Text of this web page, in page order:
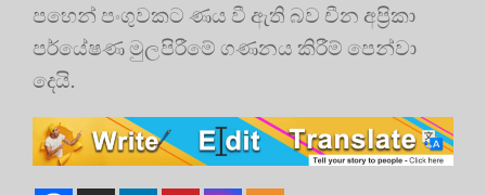
පහෙන් පංගුවකට ණය වී ඇති බව චීන අප්‍රිකා
පර්යේෂණ මුලපිරීමේ ගණනය කිරීම් පෙන්වා
දෙයි.